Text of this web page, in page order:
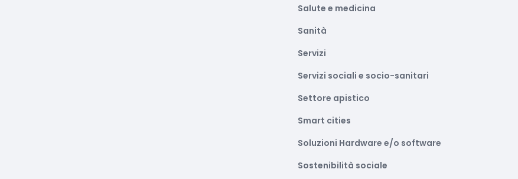
Salute e medicina
Sanità
Servizi
Servizi sociali e socio-sanitari
Settore apistico
Smart cities
Soluzioni Hardware e/o software
Sostenibilità sociale